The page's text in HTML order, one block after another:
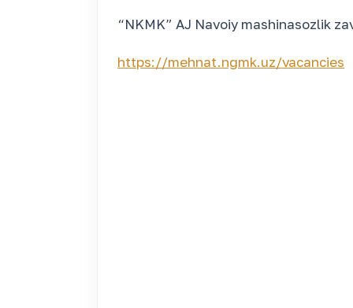
“NKMK” AJ Navoiy mashinasozlik
https://mehnat.ngmk.uz/vacancies